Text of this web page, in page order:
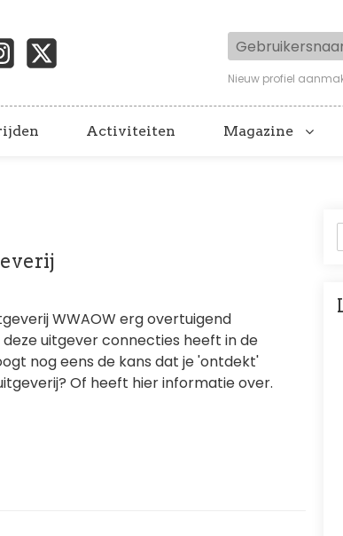
Nieuw profiel
Activiteiten Magazine
WWAOW erg overtuigend
uitgever connecties heeft in de
nog eens de kans dat je 'ontdekt'
Of heeft hier informatie over.